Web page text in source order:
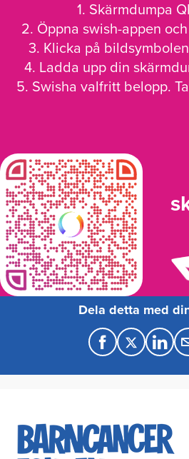
1. Skärmdumpa
2. Öppna swish-appen
3. Klicka på
4. Ladda upp din
5. Swisha valfritt belopp.
Dela detta med
F
a
e
T
w
t
L
i
k